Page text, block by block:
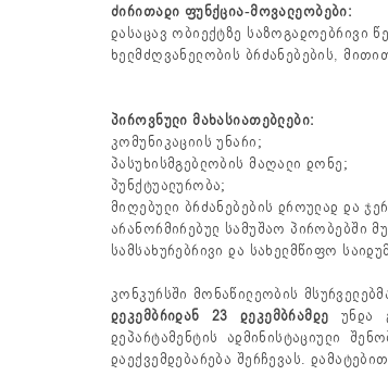
ძირითადი ფუნქცია-მოვალეობები:
დასაცავ ობიექტზე საზოგადოებრივი
ხელმძღვანელობის ბრძანებების,
პიროვნული მახასიათებლები:
კომუნიკაციის უნარი;
პასუხისმგებლობის მაღალი დონე;
პუნქტუალურობა;
მიღებული ბრძანებების დროულად და
არანორმირებულ სამუშაო პირობებში
სამსახურებრივი და სახელმწიფო
კონკურსში მონაწილეობის
დეკემბრიდან 23 დეკემბრამდე უნდა
დეპარტამენტის ადმინისტაციული
დაექვემდებარება შერჩევას.